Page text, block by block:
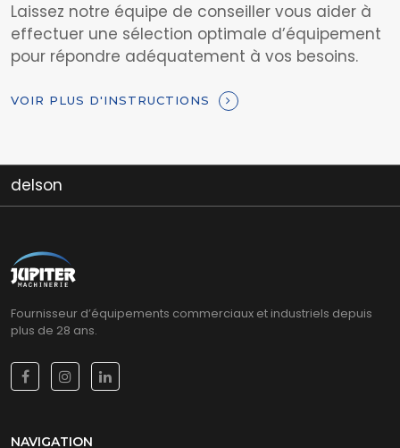
Laissez notre équipe de conseiller vous aider à
effectuer une sélection optimale d’équipement
pour répondre adéquatement à vos besoins.
VOIR PLUS D'INSTRUCTIONS
Fournisseur d’équipements commerciaux et industriels depuis
plus de 28 ans.
NAVIGATION